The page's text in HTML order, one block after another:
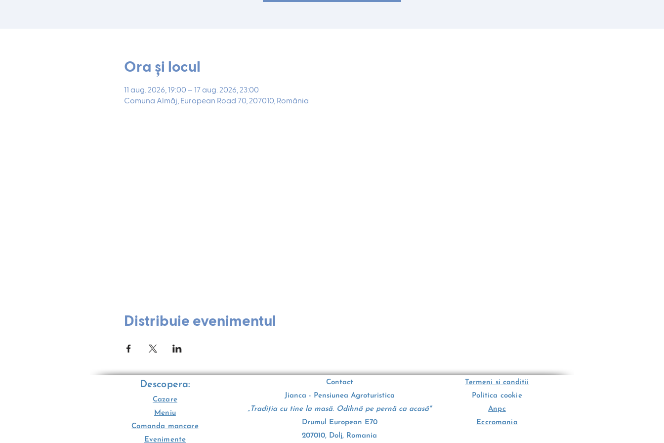
Ora și locul
11 aug. 2026, 19:00 – 17 aug. 2026, 23:00
Comuna Almăj, European Road 70, 207010, România
Distribuie evenimentul
Descopera:
Cazare
Meniu
Comanda mancare
Evenimente
Contact
Jianca - Pensiunea Agroturistica
„Tradiția cu tine la masă. Odihnă pe pernă ca acasă"
Drumul European E70
207010, Dolj, Romania
Termeni si conditii
Politica cookie
Anpc
Eccromania